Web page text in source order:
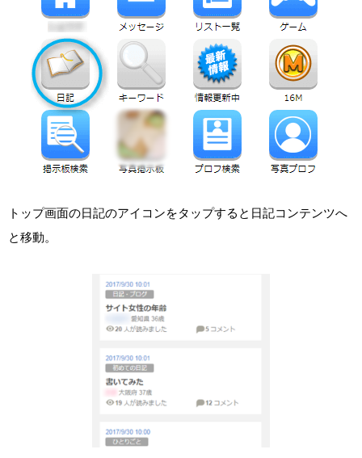
トップ画面の日記のアイコンをタップすると日記コンテンツへ
と移動。